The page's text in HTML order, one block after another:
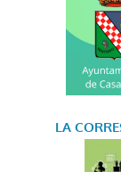
LA